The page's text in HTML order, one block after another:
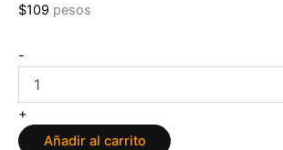
$109 pesos
-
definitiva
del
mal
de
+
Añadir al carrito